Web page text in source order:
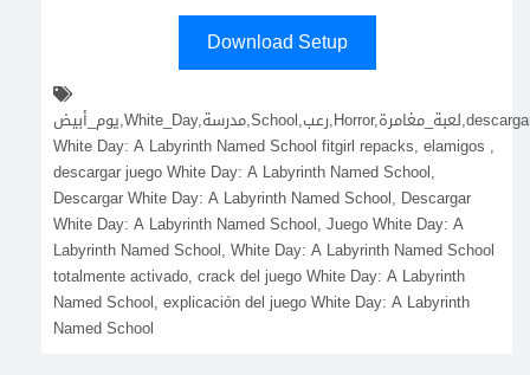
Download Setup
يوم_أبيض,White_Day,مدرسة,School,رعب,Horror,لعبة_مغامرة,descargar
White Day: A Labyrinth Named School fitgirl repacks, elamigos ,
descargar juego White Day: A Labyrinth Named School,
Descargar White Day: A Labyrinth Named School, Descargar
White Day: A Labyrinth Named School, Juego White Day: A
Labyrinth Named School, White Day: A Labyrinth Named School
totalmente activado, crack del juego White Day: A Labyrinth
Named School, explicación del juego White Day: A Labyrinth
Named School